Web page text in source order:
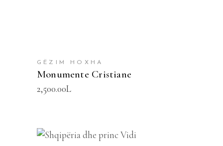
GËZIM HOXHA
Monumente Cristiane
2,500.00L
SHTOJE NË SHPORTË